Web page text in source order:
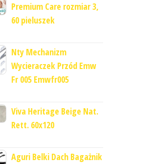
Premium Care rozmiar 3,
60 pieluszek
Nty Mechanizm
Wycieraczek Przód Emw
Fr 005 Emwfr005
Viva Heritage Beige Nat.
Rett. 60x120
Aguri Belki Dach Bagażnik